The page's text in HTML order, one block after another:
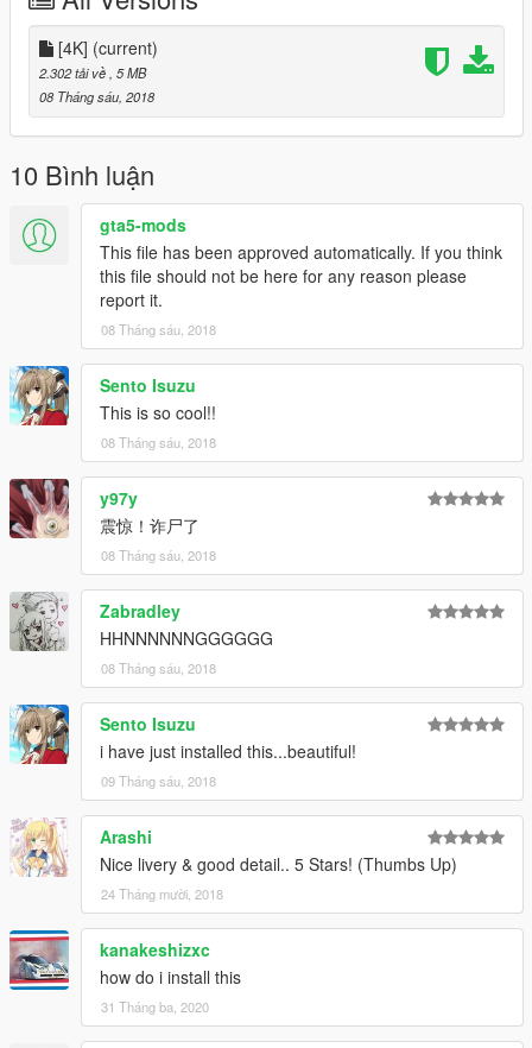
[4K] (current)
2.302 tải về , 5 MB
08 Tháng sáu, 2018
10 Bình luận
gta5-mods
This file has been approved automatically. If you think
this file should not be here for any reason please
report it.
08 Tháng sáu, 2018
Sento Isuzu
This is so cool!!
08 Tháng sáu, 2018
y97y
震惊！诈尸了
08 Tháng sáu, 2018
Zabradley
HHNNNNNNGGGGGG
08 Tháng sáu, 2018
Sento Isuzu
i have just installed this...beautiful!
09 Tháng sáu, 2018
Arashi
Nice livery & good detail.. 5 Stars! (Thumbs Up)
24 Tháng mười, 2018
kanakeshizxc
how do i install this
31 Tháng ba, 2020